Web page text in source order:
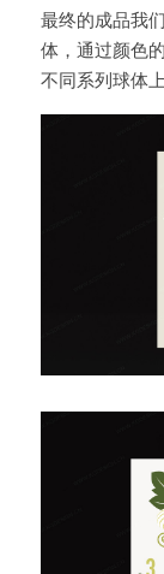
最终的成品我
体，通过颜色
不同系列球体